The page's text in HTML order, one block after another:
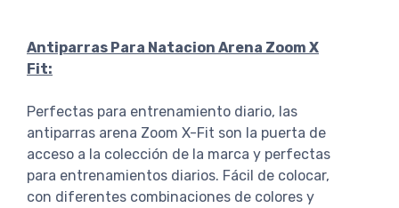
Antiparras Para Natacion Arena Zoom X
Fit:
Perfectas para entrenamiento diario, las
antiparras arena Zoom X-Fit son la puerta de
acceso a la colección de la marca y perfectas
para entrenamientos diarios. Fácil de colocar,
con diferentes combinaciones de colores y